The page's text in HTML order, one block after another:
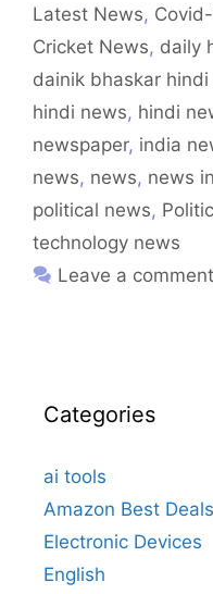
Latest News,
Cricket News, daily
dainik bhaskar hindi
hindi news, hindi
newspaper, india
news, news, news
political news,
technology news
Leave a comment
Categories
ai tools
Amazon Best Deals
Electronic Devices
English